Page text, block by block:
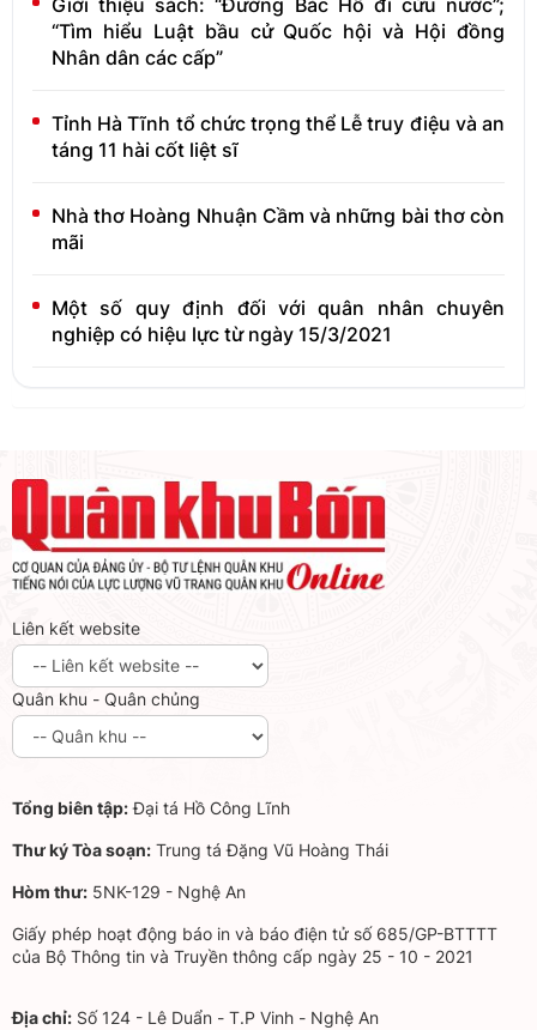
“Tìm hiểu Luật bầu cử Quốc hội và Hội đồng
Nhân dân các cấp”
Tỉnh Hà Tĩnh tổ chức trọng thể Lễ truy điệu và an
táng 11 hài cốt liệt sĩ
Nhà thơ Hoàng Nhuận Cầm và những bài thơ còn
mãi
Một số quy định đối với quân nhân chuyên
nghiệp có hiệu lực từ ngày 15/3/2021
Liên kết website
Quân khu - Quân chủng
Tổng biên tập:Đại tá Hồ Công Lĩnh
Thư ký Tòa soạn: Trung tá Đặng Vũ Hoàng Thái
Hòm thư: 5NK-129 - Nghệ An
Giấy phép hoạt động báo in và báo điện tử số 685/GP-BTTTT
của Bộ Thông tin và Truyền thông cấp ngày 25 - 10 - 2021
Địa chỉ: Số 124 - Lê Duẩn - T.P Vinh - Nghệ An